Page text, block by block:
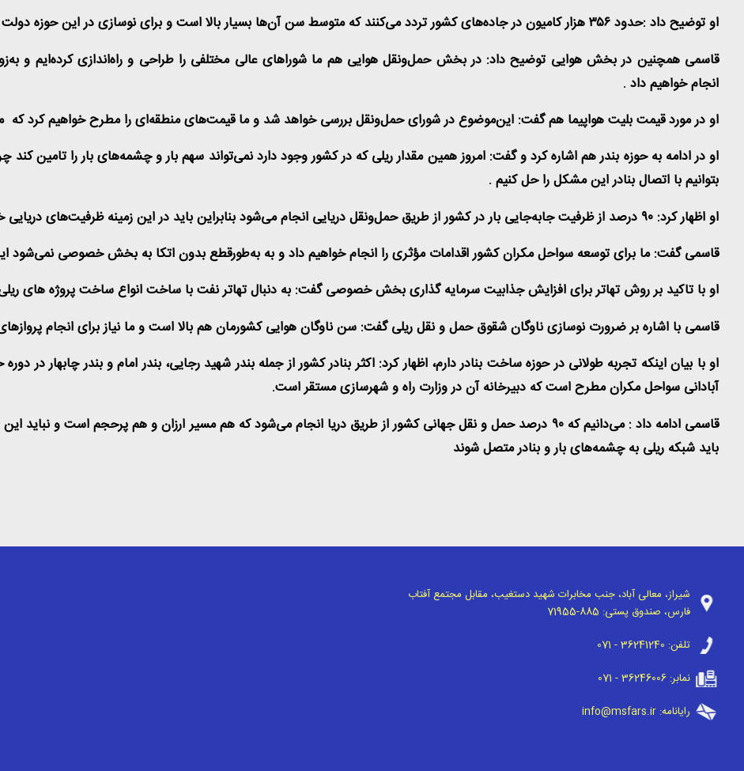
او توضیح داد :حدود۳۵۶هزار کامیون در جاده‌های کشور تردد می‌کنند که متوسط سن آن‌ها بسیار بالا است و برای نوسازی در این حوزه دولت
قاسمی همچنین در بخش هوایی توضیح داد: در بخش حمل‌ونقل هوایی هم ما شوراهای عالی مختلفی را طراحی و راه‌اندازی کرده‌ایم و
انجام خواهیم داد .
او در مورد قیمت بلیت هواپیما هم گفت: این‌موضوع در شورای حمل‌ونقل بررسی خواهد شد و ما قیمت‌های منطقه‌ای را مطرح خواهیم کرد که
او در ادامه به حوزه بندر هم اشاره کرد و گفت: امروز همین مقدار ریلی که در کشور وجود دارد نمی‌تواند سهم بار و چشمه‌های بار را تامین کند
بتوانیم با اتصال بنادر این مشکل را حل کنیم .
او اظهار کرد: ۹۰ درصد از ظرفیت جابه‌جایی بار در کشور از طریق حمل‌ونقل دریایی انجام می‌شود بنابراین باید در این زمینه ظرفیت‌های
قاسمی گفت: ما برای توسعه سواحل مکران کشور اقدامات مؤثری را انجام خواهیم داد و به به‌طورقطع بدون اتکا به بخش خصوصی نمی‌شود
او با تاکید بر روش تهاتر برای افزایش جذابیت سرمایه گذاری بخش خصوصی گفت: به دنبال تهاتر نفت با ساخت انواع ساخت پروژه های
قاسمی با اشاره بر ضرورت نوسازی ناوگان شقوق حمل و نقل ریلی گفت: سن ناوگان هوایی کشورمان هم بالا است و ما نیاز برای انجام
او با بیان اینکه تجربه طولانی در حوزه ساخت بنادر دارم، اظهار کرد: اکثر بنادر کشور از جمله بندر شهید رجایی، بندر امام و بندر چابهار در
آبادانی سواحل مکران مطرح است که دبیرخانه آن در وزارت راه و شهرسازی مستقر است.
قاسمی ادامه داد : می‌دانیم که ٩٠ درصد حمل و نقل جهانی کشور از طریق دریا انجام می‌شود که هم مسیر ارزان و هم پرحجم است
باید شبکه ریلی به چشمه‌های بار و بنادر متصل شوند
شیراز، معالی آباد، جنب مخابرات شهید دستغیب، مقابل مجتمع آفتاب
فارس، صندوق پستی: 71955-885
تلفن: 071 - 36241240
نمابر: 071 - 36246006
رایانامه: info@msfars.ir